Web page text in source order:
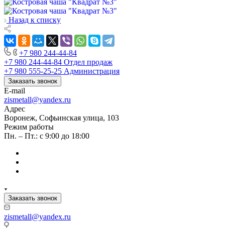
Назад к списку
+7 980 244-44-84
+7 980 244-44-84 Отдел продаж
+7 980 555-25-25 Администрация
Заказать звонок
E-mail
zismetall@yandex.ru
Адрес
Воронеж, Софьинская улица, 103
Режим работы
Пн. – Пт.: с 9:00 до 18:00
Заказать звонок
zismetall@yandex.ru